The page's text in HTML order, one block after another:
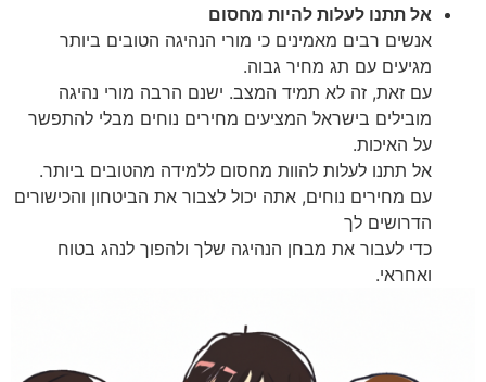
אל תתנו לעלות להיות מחסום
אנשים רבים מאמינים כי מורי הנהיגה הטובים ביותר
מגיעים עם תג מחיר גבוה.
עם זאת, זה לא תמיד המצב. ישנם הרבה מורי נהיגה
מובילים בישראל המציעים מחירים נוחים מבלי להתפשר
על האיכות.
אל תתנו לעלות להוות מחסום ללמידה מהטובים ביותר.
עם מחירים נוחים, אתה יכול לצבור את הביטחון והכישורים
הדרושים לך
כדי לעבור את מבחן הנהיגה שלך ולהפוך לנהג בטוח
ואחראי.